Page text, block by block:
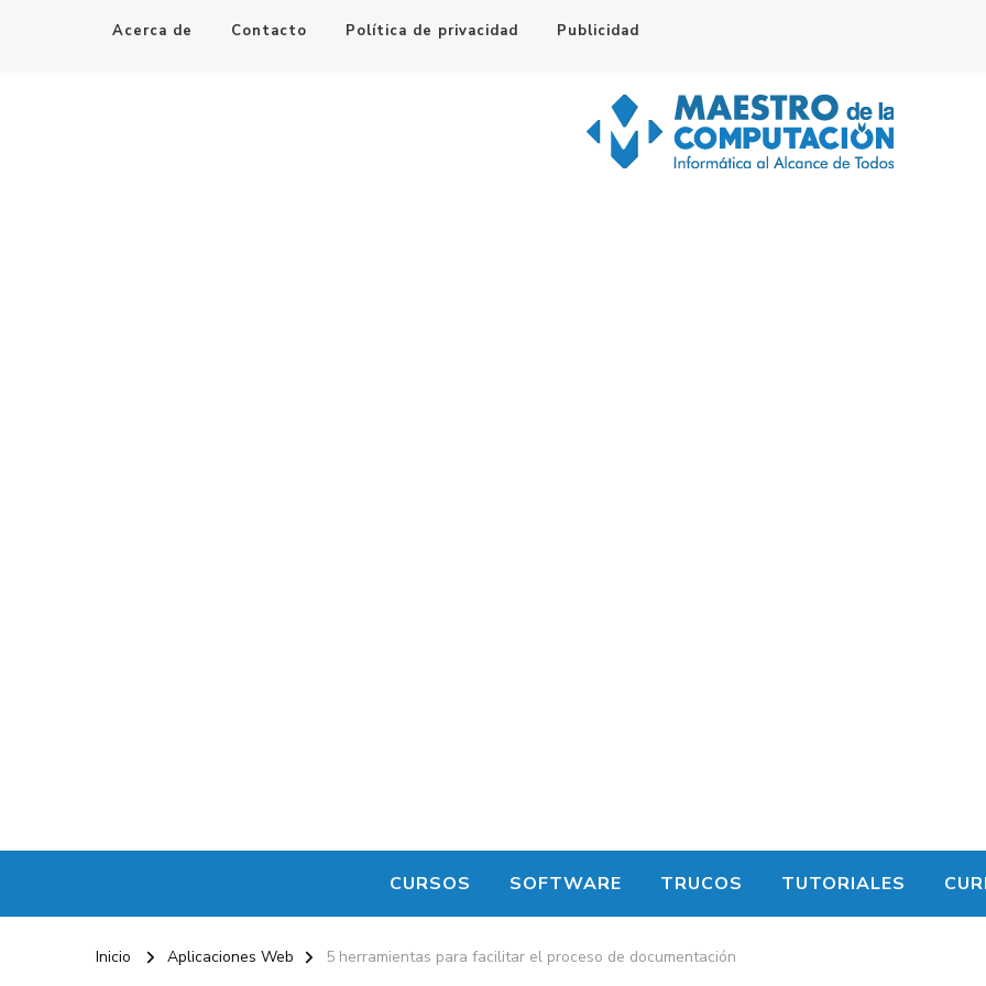
Acerca de Contacto Política de privacidad Publicidad
CURSOS SOFTWARE TRUCOS TUTORIALES
Inicio Aplicaciones Web 5 herramientas para facilitar el proceso de documentación